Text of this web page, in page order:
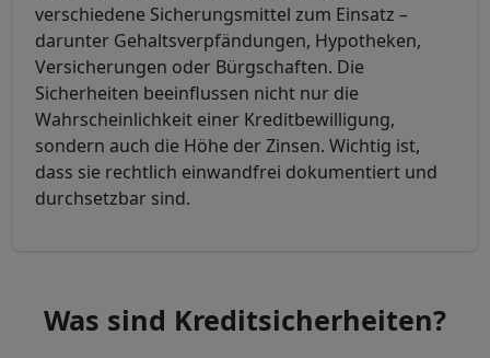
verschiedene Sicherungsmittel zum Einsatz –
darunter Gehaltsverpfändungen, Hypotheken,
Versicherungen oder Bürgschaften. Die
Sicherheiten beeinflussen nicht nur die
Wahrscheinlichkeit einer Kreditbewilligung,
sondern auch die Höhe der Zinsen. Wichtig ist,
dass sie rechtlich einwandfrei dokumentiert und
durchsetzbar sind.
Was sind Kreditsicherheiten?